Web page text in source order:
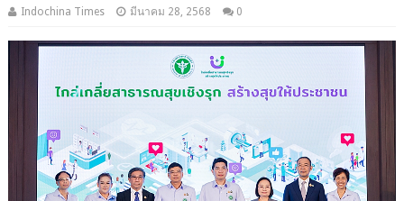
Indochina Times มีนาคม 28, 2568 0